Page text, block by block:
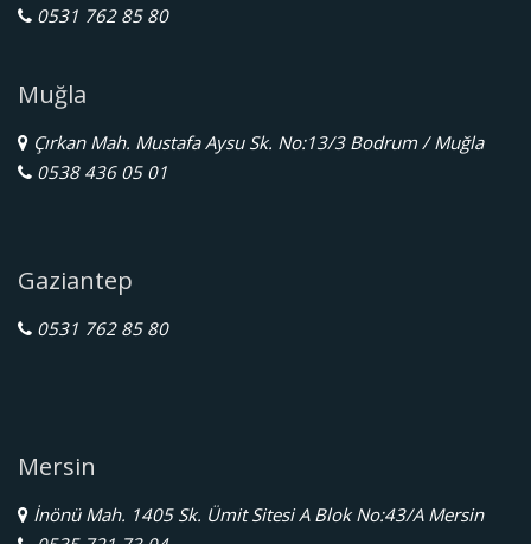
0531 762 85 80
Muğla
Çırkan Mah. Mustafa Aysu Sk. No:13/3 Bodrum / Muğla
0538 436 05 01
Gaziantep
0531 762 85 80
Mersin
İnönü Mah. 1405 Sk. Ümit Sitesi A Blok No:43/A Mersin